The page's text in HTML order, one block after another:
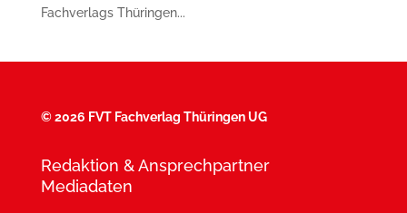
Fachverlags Thüringen...
©2026 FVT Fachverlag Thüringen UG
Redaktion & Ansprechpartner
Mediadaten